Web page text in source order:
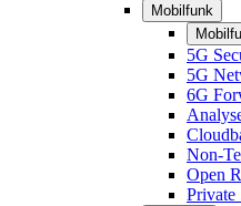
Mobilfunk
5G
5G
6G
Non-
Open
Private